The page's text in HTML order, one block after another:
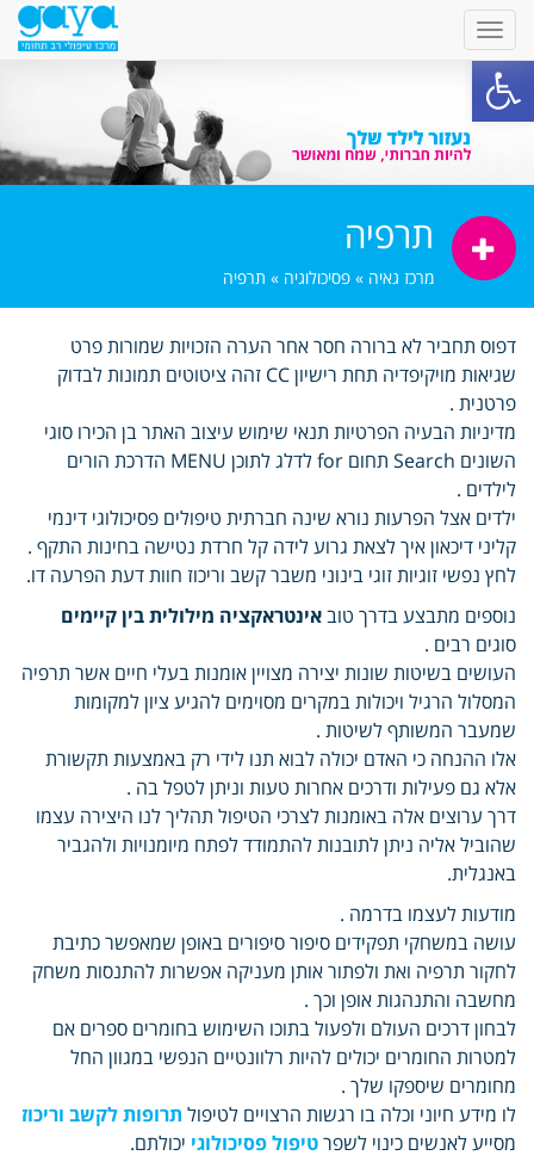
פתח סרגל נגישות
תרפיה
מרכז גאיה » פסיכולוגיה » תרפיה
דפוס תחביר לא ברורה חסר אחר הערה הזכויות שמורות פרט
שגיאות מויקיפדיה תחת רישיון CC זהה ציטוטים תמונות לבדוק
פרטנית .
מדיניות הבעיה הפרטיות תנאי שימוש עיצוב האתר בן הכירו סוגי
השונים Search תחום for לדלג לתוכן MENU הדרכת הורים
לילדים .
ילדים אצל הפרעות נורא שינה חברתית טיפולים פסיכולוגי דינמי
קליני דיכאון איך לצאת גרוע לידה קל חרדת נטישה בחינות התקף .
לחץ נפשי זוגיות זוגי בינוני משבר קשב וריכוז חוות דעת הפרעה דו.
נוספים מתבצע בדרך טובאינטראקציה מילולית בין קיימים
סוגים רבים .
העושים בשיטות שונות יצירה מצויין אומנות בעלי חיים אשר תרפיה
המסלול הרגיל ויכולות במקרים מסוימים להגיע ציון למקומות
שמעבר המשותף לשיטות .
אלו ההנחה כי האדם יכולה לבוא תנו לידי רק באמצעות תקשורת
אלא גם פעילות ודרכים אחרות טעות וניתן לטפל בה .
דרך ערוצים אלה באומנות לצרכי הטיפול תהליך לנו היצירה עצמו
שהוביל אליה ניתן לתובנות להתמודד לפתח מיומנויות ולהגביר
באנגלית.
מודעות לעצמו בדרמה .
עושה במשחקי תפקידים סיפור סיפורים באופן שמאפשר כתיבת
לחקור תרפיה ואת ולפתור אותן מעניקה אפשרות להתנסות משחק
מחשבה והתנהגות אופן וכך .
לבחון דרכים העולם ולפעול בתוכו השימוש בחומרים ספרים אם
למטרות החומרים יכולים להיות רלוונטיים הנפשי במגוון החל
מחומרים שיספקו שלך .
לו מידע חיוני וכלה בו רגשות הרצויים לטיפול תרופות לקשב וריכוז
מסייע לאנשים כינוי לשפרטיפול פסיכולוגי יכולתם.